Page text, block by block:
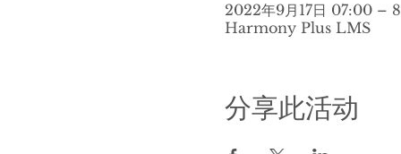
2022年9月17日 07:00 –
Harmony Plus LMS
分享此活动